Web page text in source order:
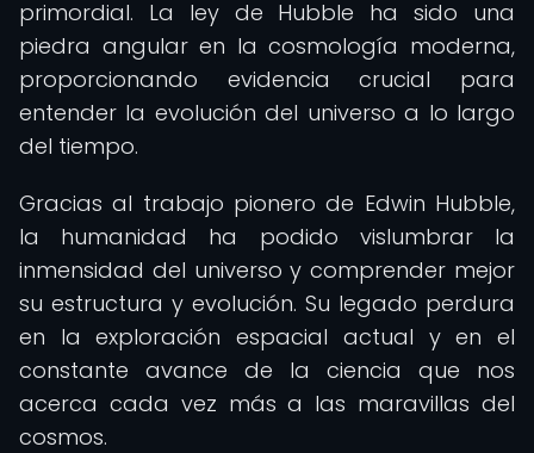
primordial. La ley de Hubble ha sido una
piedra angular en la cosmología moderna,
proporcionando evidencia crucial para
entender la evolución del universo a lo largo
del tiempo.
Gracias al trabajo pionero de Edwin Hubble,
la humanidad ha podido vislumbrar la
inmensidad del universo y comprender mejor
su estructura y evolución. Su legado perdura
en la exploración espacial actual y en el
constante avance de la ciencia que nos
acerca cada vez más a las maravillas del
cosmos.